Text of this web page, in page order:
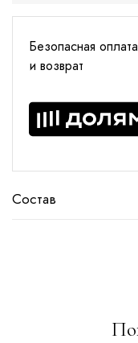
Безопасная оплата
и возврат
Состав